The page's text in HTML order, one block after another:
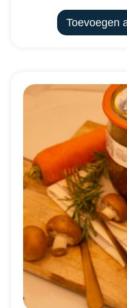
Toevoegen